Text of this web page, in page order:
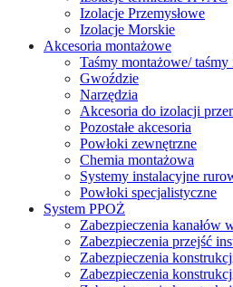
Izolacje Przemysłowe
Izolacje Morskie
Akcesoria montażowe
Taśmy montażowe/
Gwoździe
Narzędzia
Akcesoria do izolacji
Pozostałe akcesoria
Powłoki zewnętrzne
Chemia montażowa
Systemy instalacyjne
Powłoki specjalistyczne
System PPOŻ
Zabezpieczenia kanałów
Zabezpieczenia przejść
Zabezpieczenia
Zabezpieczenia